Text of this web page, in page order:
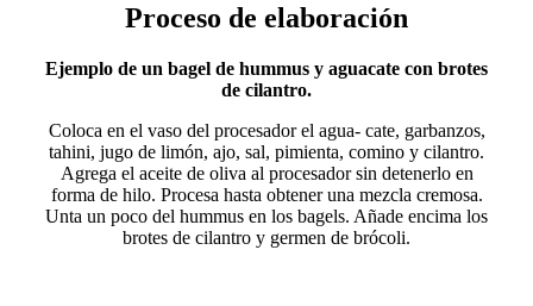
Proceso de elaboración
Ejemplo de un bagel de hummus y aguacate con brotes
de cilantro.
Coloca en el vaso del procesador el agua- cate, garbanzos,
tahini, jugo de limón, ajo, sal, pimienta, comino y cilantro.
Agrega el aceite de oliva al procesador sin detenerlo en
forma de hilo. Procesa hasta obtener una mezcla cremosa.
Unta un poco del hummus en los bagels. Añade encima los
brotes de cilantro y germen de brócoli.